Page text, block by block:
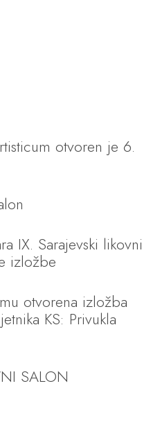
otvoren je 6.
IX. Sarajevski likovni
izložbe
otvorena izložba
KS: Privukla
SALON